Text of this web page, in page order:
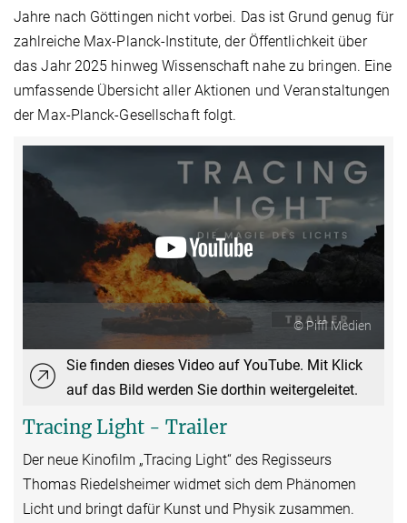
Jahre nach Göttingen nicht vorbei. Das ist Grund genug für
zahlreiche Max-Planck-Institute, der Öffentlichkeit über
das Jahr 2025 hinweg Wissenschaft nahe zu bringen. Eine
umfassende Übersicht aller Aktionen und Veranstaltungen
der Max-Planck-Gesellschaft folgt.
© Piffl Medien
Sie finden dieses Video auf YouTube. Mit Klick
auf das Bild werden Sie dorthin weitergeleitet.
Tracing Light - Trailer
Der neue Kinofilm „Tracing Light“ des Regisseurs
Thomas Riedelsheimer widmet sich dem Phänomen
Licht und bringt dafür Kunst und Physik zusammen.